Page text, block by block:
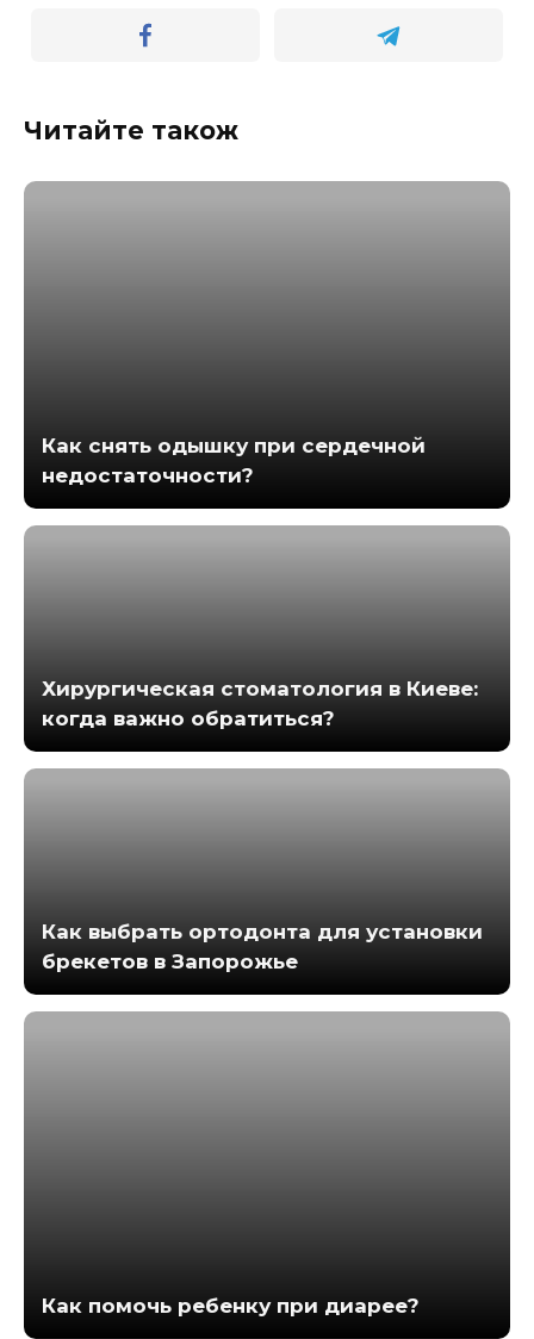
Читайте також
Как снять одышку при сердечной
недостаточности?
Хирургическая стоматология в Киеве:
когда важно обратиться?
Как выбрать ортодонта для установки
брекетов в Запорожье
Как помочь ребенку при диарее?